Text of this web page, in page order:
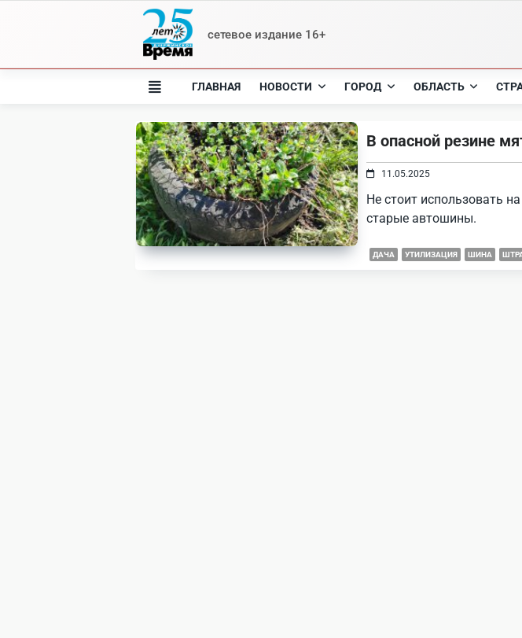
сетевое издание 16+
ГЛАВНАЯ НОВОСТИ ГОРОД ОБЛАСТЬ
В опасной резине
11.05.2025
Не стоит использовать
старые автошины.
ДАЧА УТИЛИЗАЦИЯ ШИНА